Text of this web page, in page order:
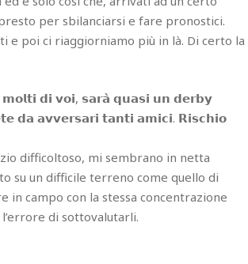
per sbilanciarsi e fare pronostici.
e poi ci riaggiorniamo più in là. Di certo la
𝗱𝗶 𝘃𝗼𝗶, 𝘀𝗮𝗿𝗮̀ 𝗾𝘂𝗮𝘀𝗶 𝘂𝗻 𝗱𝗲𝗿𝗯𝘆
𝗱𝗮 𝗮𝘃𝘃𝗲𝗿𝘀𝗮𝗿𝗶 𝘁𝗮𝗻𝘁𝗶 𝗮𝗺𝗶𝗰𝗶. 𝗥𝗶𝘀𝗰𝗵𝗶𝗼
difficoltoso, mi sembrano in netta
su un difficile terreno come quello di
in campo con la stessa concentrazione
di sottovalutarli.